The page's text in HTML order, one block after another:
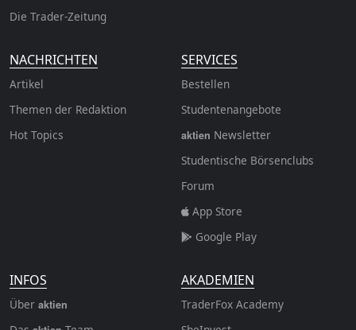
Die Trader-Zeitung
NACHRICHTEN
Artikel
Themen der Redaktion
Hot Topics
SERVICES
Bestellen
Studentenangebote
aktien Newsletter
Studentische Börsenclubs
Forum
App Store
Google Play
INFOS
Über aktien
AKADEMIEN
TraderFox Academy